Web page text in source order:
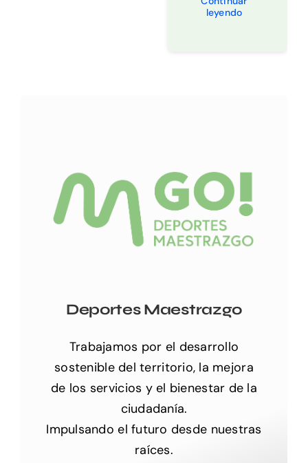
leyendo
Deportes Maestrazgo
Trabajamos por el desarrollo
sostenible del territorio, la mejora
de los servicios y el bienestar de la
ciudadanía.
Impulsando el futuro desde nuestras
raíces.